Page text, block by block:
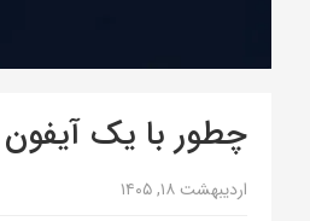
چطور با یک آیفون
اردیبهشت ۱۸, ۱۴۰۵